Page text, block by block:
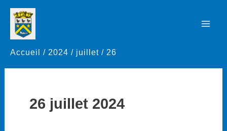
Aller
contenu
Accueil 2024 juillet 26
26 juillet 2024